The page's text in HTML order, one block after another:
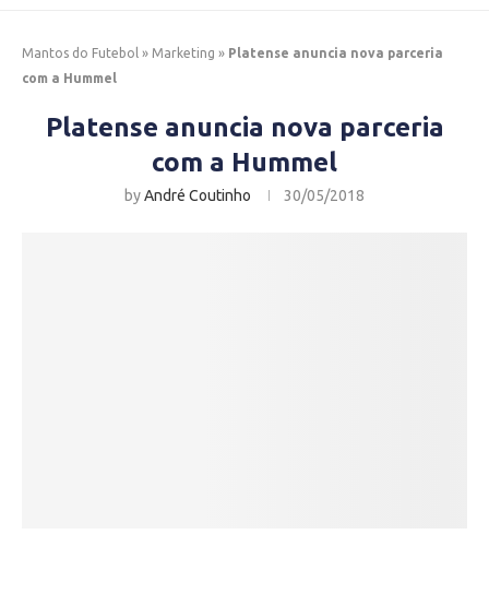
Mantos do Futebol » Marketing » Platense anuncia nova parceria
com a Hummel
Platense anuncia nova parceria
com a Hummel
byAndré Coutinho 30/05/2018